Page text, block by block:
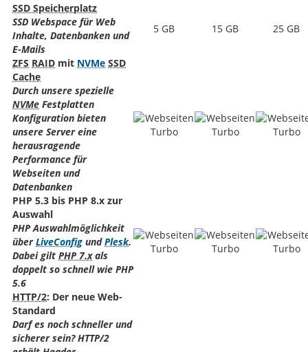
SSD Speicherplatz
SSD Webspace für Web
Inhalte, Datenbanken und
E-Mails
5 GB 15 GB 25 GB
ZFS RAID mit NVMe SSD
Cache
Durch unsere spezielle
NVMe Festplatten
Konfiguration bieten
unsere Server eine
herausragende
Performance für
Webseiten und
Datenbanken
PHP 5.3 bis PHP 8.x zur
Auswahl
PHP Auswahlmöglichkeit
überLiveConfig undPlesk.
Dabei gilt PHP 7.xals
doppelt so schnell wie PHP
5.6
HTTP/2: Der neue Web-
Standard
Darf es noch schneller und
sicherer sein? HTTP/2